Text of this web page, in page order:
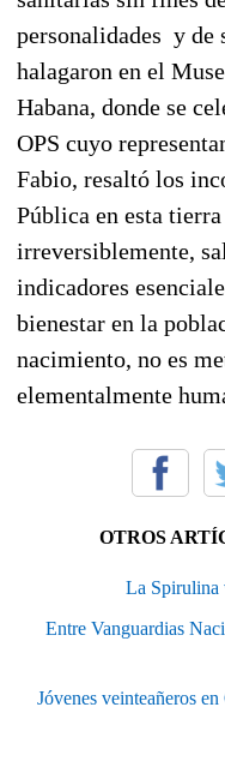
personalidades y de
halagaron en el
Habana, donde se
OPS cuyo
Fabio, resaltó los
Pública en esta
irreversiblemente,
indicadores
bienestar en la
nacimiento, no es
elementalmente
OTROS
La Spirulina
Entre Vanguardias
Jóvenes veinteañeros